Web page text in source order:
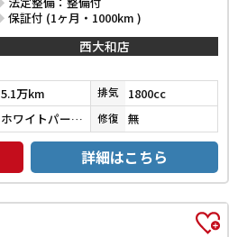
保証付 (1ヶ月・1000km )
西大和店
5.1万km 排気 1800cc
ホワイトパールクリスタルシャイン 修復 無
詳細はこちら